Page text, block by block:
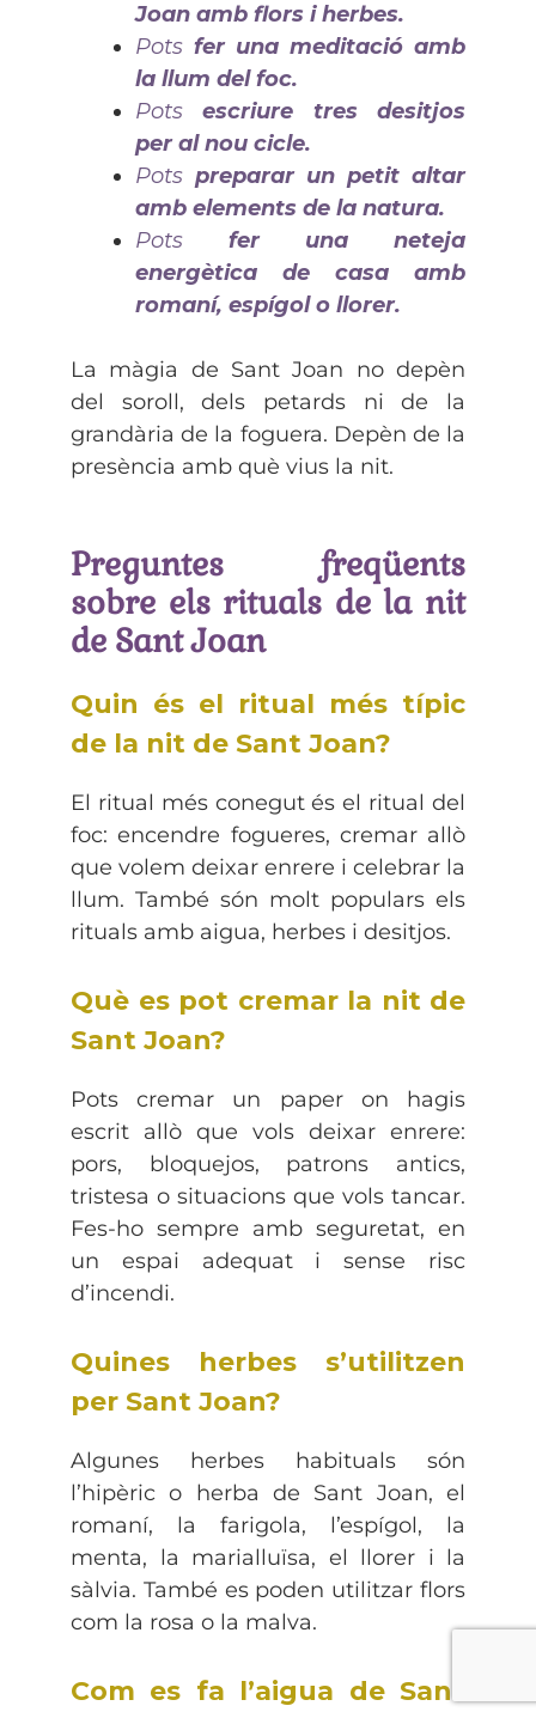
Joan amb flors i herbes.
Pots fer una meditació amb
la llum del foc.
Pots escriure tres desitjos
per al nou cicle.
Pots preparar un petit altar
amb elements de la natura.
Pots fer una neteja
energètica de casa amb
romaní, espígol o llorer.
La màgia de Sant Joan no depèn
del soroll, dels petards ni de la
grandària de la foguera. Depèn de la
presència amb què vius la nit.
Preguntes freqüents
sobre els rituals de la nit
de Sant Joan
Quin és el ritual més típic
de la nit de Sant Joan?
El ritual més conegut és el ritual del
foc: encendre fogueres, cremar allò
que volem deixar enrere i celebrar la
llum. També són molt populars els
rituals amb aigua, herbes i desitjos.
Què es pot cremar la nit de
Sant Joan?
Pots cremar un paper on hagis
escrit allò que vols deixar enrere:
pors, bloquejos, patrons antics,
tristesa o situacions que vols tancar.
Fes-ho sempre amb seguretat, en
un espai adequat i sense risc
d’incendi.
Quines herbes s’utilitzen
per Sant Joan?
Algunes herbes habituals són
l’hipèric o herba de Sant Joan, el
romaní, la farigola, l’espígol, la
menta, la marialluïsa, el llorer i la
sàlvia. També es poden utilitzar flors
com la rosa o la malva.
Com es fa l’aigua de Sant